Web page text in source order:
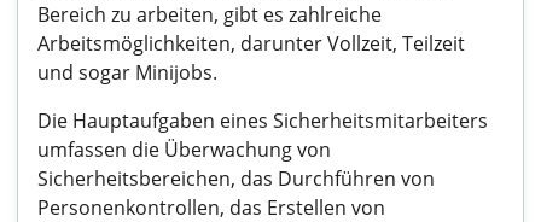
Bereich zu arbeiten, gibt es zahlreiche
Arbeitsmöglichkeiten, darunter Vollzeit, Teilzeit
und sogar Minijobs.
Die Hauptaufgaben eines Sicherheitsmitarbeiters
umfassen die Überwachung von
Sicherheitsbereichen, das Durchführen von
Personenkontrollen, das Erstellen von